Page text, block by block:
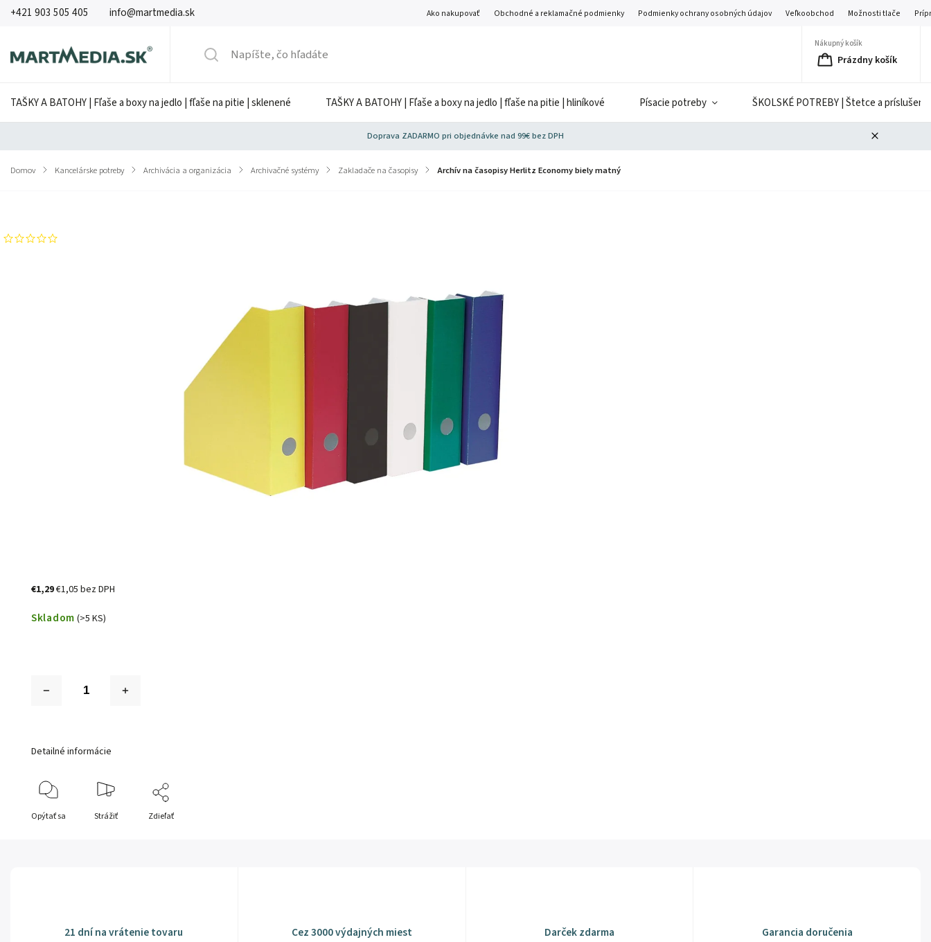
+421 903 505 405 info@martmedia.sk Ako nakupovať Obchodné a reklamačné podmienky Podmienky ochrany osobných údajov Veľkoobchod Možnosti tlače
Nákupný košík
Prázdny košík
TAŠKY A BATOHY | Fľaše a boxy na jedlo | fľaše na pitie | sklenené TAŠKY A BATOHY | Fľaše a boxy na jedlo | fľaše na pitie | hliníkové Písacie potreby ŠKOLSKÉ POTREBY | Štetce a
Doprava ZADARMO pri objednávke nad 99€ bez DPH
Domov / Kancelárske potreby / Archivácia a organizácia / Archivačné systémy / Zakladače na časopisy / Archív na časopisy Herlitz Economy biely matný
€1,29€1,05 bez DPH
Skladom (>5 KS)
Detailné informácie
Opýtať sa Strážiť Zdieľať
21 dní na vrátenie tovaru Cez 3000 výdajných miest Darček zdarma Garancia doručenia